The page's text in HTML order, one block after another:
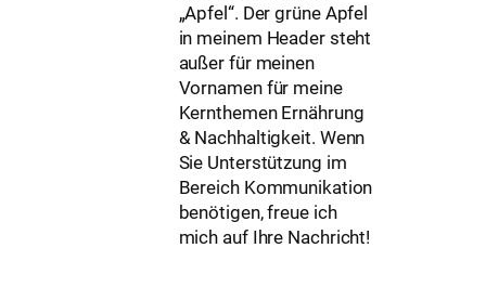
„Apfel“. Der grüne Apfel
in meinem Header steht
außer für meinen
Vornamen für meine
Kernthemen Ernährung
& Nachhaltigkeit. Wenn
Sie Unterstützung im
Bereich Kommunikation
benötigen, freue ich
mich auf Ihre Nachricht!